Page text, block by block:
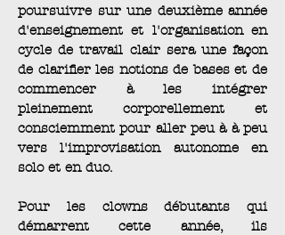
poursuivre sur une deuxième année
d'enseignement et l'organisation en
cycle de travail clair sera une façon
de clarifier les notions de bases et de
commencer à les intégrer
pleinement corporellement et
consciemment pour aller peu à à peu
vers l'improvisation autonome en
solo et en duo.
Pour les clowns débutants qui
démarrent cette année, ils